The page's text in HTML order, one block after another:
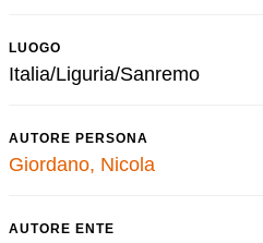
LUOGO
Italia/Liguria/Sanremo
AUTORE PERSONA
Giordano, Nicola
AUTORE ENTE